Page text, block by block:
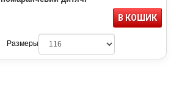
В КОШИК
Размеры